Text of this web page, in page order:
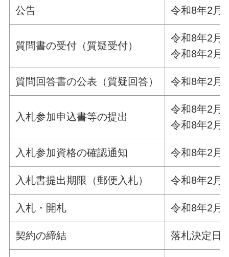
公告 令和8年2月
質問書の受付（質疑受付）
令和8年2月
令和8年2月
質問回答書の公表（質疑回答） 令和8年2月
入札参加申込書等の提出
令和8年2月
令和8年2月
入札参加資格の確認通知 令和8年2月
入札書提出期限（郵便入札） 令和8年2月
入札・開札 令和8年2月
契約の締結 落札決定日